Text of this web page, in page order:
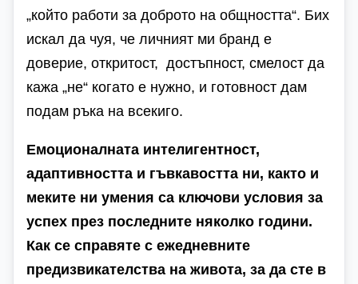
„който работи за доброто на общността“. Бих
искал да чуя, че личният ми бранд е
доверие, откритост, достъпност, смелост да
кажа „не“ когато е нужно, и готовност дам
подам ръка на всекиго.
Емоционалната интелигентност,
адаптивността и гъвкавостта ни, както и
меките ни умения са ключови условия за
успех през последните няколко години.
Как се справяте с ежедневните
предизвикателства на живота, за да сте в